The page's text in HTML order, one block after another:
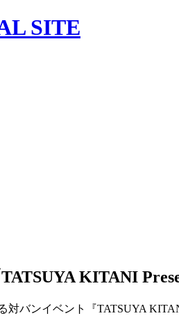
SITE
KITANI
バンイベント『TATSUYA